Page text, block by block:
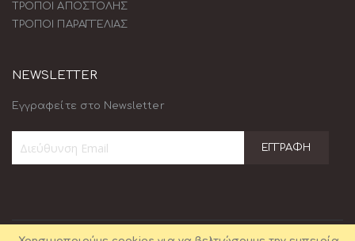
ΤΡΟΠΟΙ ΑΠΟΣΤΟΛΗΣ
ΤΡΟΠΟΙ ΠΑΡΑΓΓΕΛΙΑΣ
NEWSLETTER
Εγγραφείτε στο Newsletter
Δελτίο:
ΕΓΓΡΑΦΉ